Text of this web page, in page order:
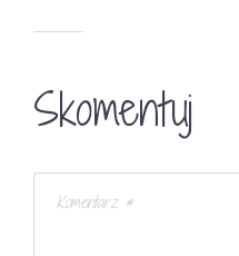
Skomentuj